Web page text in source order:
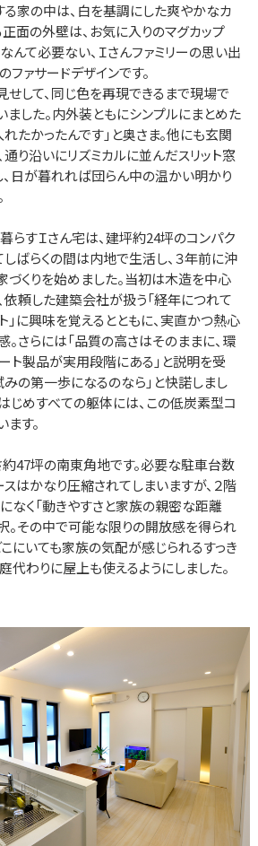
家の中は、白を基調にした爽やかなカ
正面の外壁は、お気に入りのマグカップ
んて必要ない、Ｉさんファミリーの思い出
ファサードデザインです。
せして、同じ色を再現できるまで現場で
ました。内外装ともにシンプルにまとめた
たかったんです」と奥さま。他にも玄関
り沿いにリズミカルに並んだスリット窓
日が暮れれば団らん中の温かい明かり
らすＩさん宅は、建坪約24坪のコンパク
しばらくの間は内地で生活し、３年前に沖
づくりを始めました。当初は木造を中心
依頼した建築会社が扱う「経年につれて
」に興味を覚えるとともに、実直かつ熱心
。さらには「品質の高さはそのままに、環
ト製品が実用段階にある」と説明を受
みの第一歩になるのなら」と快諾しまし
じめすべての躯体には、この低炭素型コ
す。
47坪の南東角地です。必要な駐車台数
スはかなり圧縮されてしまいますが、２階
なく「動きやすさと家族の親密な距離
。その中で可能な限りの開放感を得られ
にいても家族の気配が感じられるすっき
代わりに屋上も使えるようにしました。